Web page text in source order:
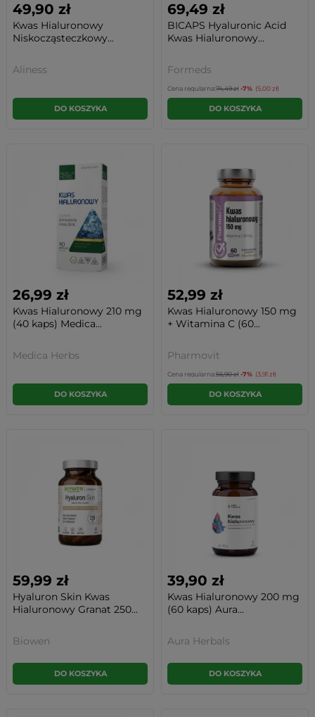
49,90 zł
Kwas Hialuronowy
Niskocząsteczkowy...
Aliness
DO KOSZYKA
69,49 zł
BICAPS Hyaluronic Acid
Kwas Hialuronowy...
Formeds
Cena regularna:74,49 zł -7% (5,00 zł)
DO KOSZYKA
26,99 zł
Kwas Hialuronowy 210 mg
(40 kaps) Medica...
Medica Herbs
DO KOSZYKA
52,99 zł
Kwas Hialuronowy 150 mg
+ Witamina C (60...
Pharmovit
Cena regularna:56,90 zł -7% (3,91 zł)
DO KOSZYKA
59,99 zł
Hyaluron Skin Kwas
Hialuronowy Granat 250...
Biowen
DO KOSZYKA
39,90 zł
Kwas Hialuronowy 200 mg
(60 kaps) Aura...
Aura Herbals
DO KOSZYKA